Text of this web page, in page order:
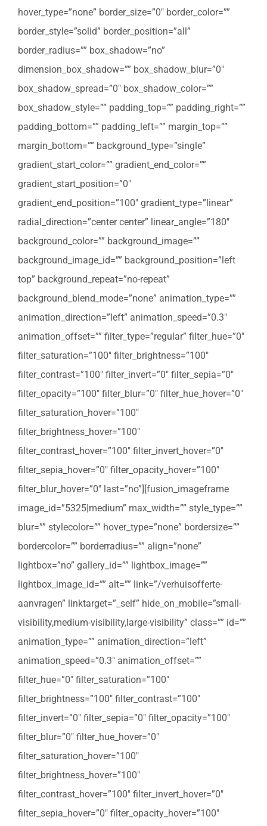
hover_type=”none” border_size=”0″ border_color=””
border_style=”solid” border_position=”all”
border_radius=”” box_shadow=”no”
dimension_box_shadow=”” box_shadow_blur=”0″
box_shadow_spread=”0″ box_shadow_color=””
box_shadow_style=”” padding_top=”” padding_right=””
padding_bottom=”” padding_left=”” margin_top=””
margin_bottom=”” background_type=”single”
gradient_start_color=”” gradient_end_color=””
gradient_start_position=”0″
gradient_end_position=”100″ gradient_type=”linear”
radial_direction=”center center” linear_angle=”180″
background_color=”” background_image=””
background_image_id=”” background_position=”left
top” background_repeat=”no-repeat”
background_blend_mode=”none” animation_type=””
animation_direction=”left” animation_speed=”0.3″
animation_offset=”” filter_type=”regular” filter_hue=”0″
filter_saturation=”100″ filter_brightness=”100″
filter_contrast=”100″ filter_invert=”0″ filter_sepia=”0″
filter_opacity=”100″ filter_blur=”0″ filter_hue_hover=”0″
filter_saturation_hover=”100″
filter_brightness_hover=”100″
filter_contrast_hover=”100″ filter_invert_hover=”0″
filter_sepia_hover=”0″ filter_opacity_hover=”100″
filter_blur_hover=”0″ last=”no”][fusion_imageframe
image_id=”5325|medium” max_width=”” style_type=””
blur=”” stylecolor=”” hover_type=”none” bordersize=””
bordercolor=”” borderradius=”” align=”none”
lightbox=”no” gallery_id=”” lightbox_image=””
lightbox_image_id=”” alt=”” link=”/verhuisofferte-
aanvragen” linktarget=”_self” hide_on_mobile=”small-
visibility,medium-visibility,large-visibility” class=”” id=””
animation_type=”” animation_direction=”left”
animation_speed=”0.3″ animation_offset=””
filter_hue=”0″ filter_saturation=”100″
filter_brightness=”100″ filter_contrast=”100″
filter_invert=”0″ filter_sepia=”0″ filter_opacity=”100″
filter_blur=”0″ filter_hue_hover=”0″
filter_saturation_hover=”100″
filter_brightness_hover=”100″
filter_contrast_hover=”100″ filter_invert_hover=”0″
filter_sepia_hover=”0″ filter_opacity_hover=”100″